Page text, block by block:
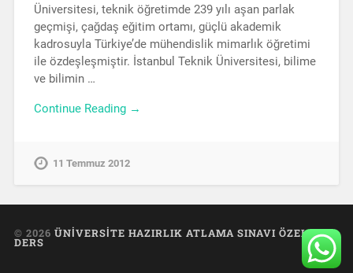
Üniversitesi, teknik öğretimde 239 yılı aşan parlak
geçmişi, çağdaş eğitim ortamı, güçlü akademik
kadrosuyla Türkiye’de mühendislik mimarlık öğretimi
ile özdeşleşmiştir. İstanbul Teknik Üniversitesi, bilime
ve bilimin …
Continue Reading →
11 Temmuz 2012
© 2026 ÜNIVERSITE HAZIRLIK ATLAMA SINAVI ÖZEL
DERS
UP ↑